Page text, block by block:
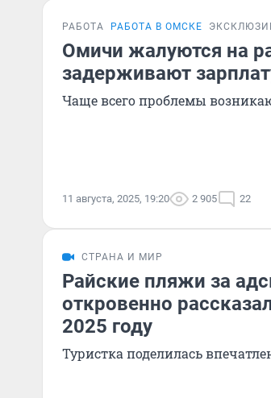
РАБОТА РАБОТА В ОМСКЕ
Омичи жалуются на
задерживают
Чаще всего проблемы
11 августа, 2025, 19:20 2 905 22
СТРАНА И МИР
Райские пляжи за
откровенно
2025 году
Туристка поделилась